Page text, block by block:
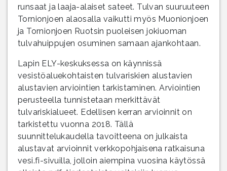
runsaat ja laaja-alaiset sateet. Tulvan suuruuteen
Tornionjoen alaosalla vaikutti myös Muonionjoen
ja Tornionjoen Ruotsin puoleisen jokiuoman
tulvahuippujen osuminen samaan ajankohtaan.
Lapin ELY-keskuksessa on käynnissä
vesistöaluekohtaisten tulvariskien alustavien
alustavien arviointien tarkistaminen. Arviointien
perusteella tunnistetaan merkittävät
tulvariskialueet. Edellisen kerran arvioinnit on
tarkistettu vuonna 2018. Tällä
suunnittelukaudella tavoitteena on julkaista
alustavat arvioinnit verkkopohjaisena ratkaisuna
vesi.fi-sivuilla, jolloin aiempina vuosina käytössä